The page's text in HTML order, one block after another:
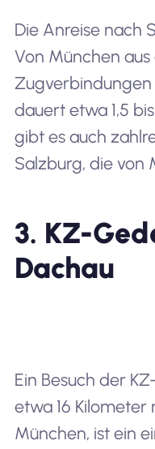
Die Anreise nach
Von München
Zugverbindungen
dauert etwa 1,5
gibt es auch
Salzburg, die von
3. KZ-
Dachau
Ein Besuch der
etwa 16 Kilometer
München, ist ein